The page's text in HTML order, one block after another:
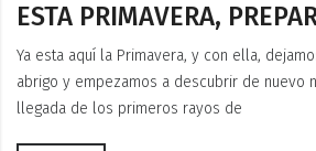
ESTA PRIMAVERA,
Ya esta aquí la Primavera, y con ella,
abrigo y empezamos a descubrir de nuevo
llegada de los primeros rayos de